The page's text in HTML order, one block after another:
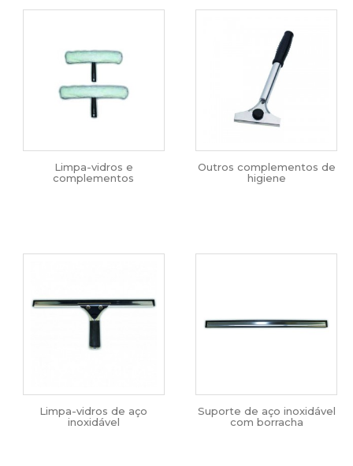
Limpa-vidros e
complementos
Outros complementos de
higiene
Limpa-vidros de aço
inoxidável
Suporte de aço inoxidável
com borracha